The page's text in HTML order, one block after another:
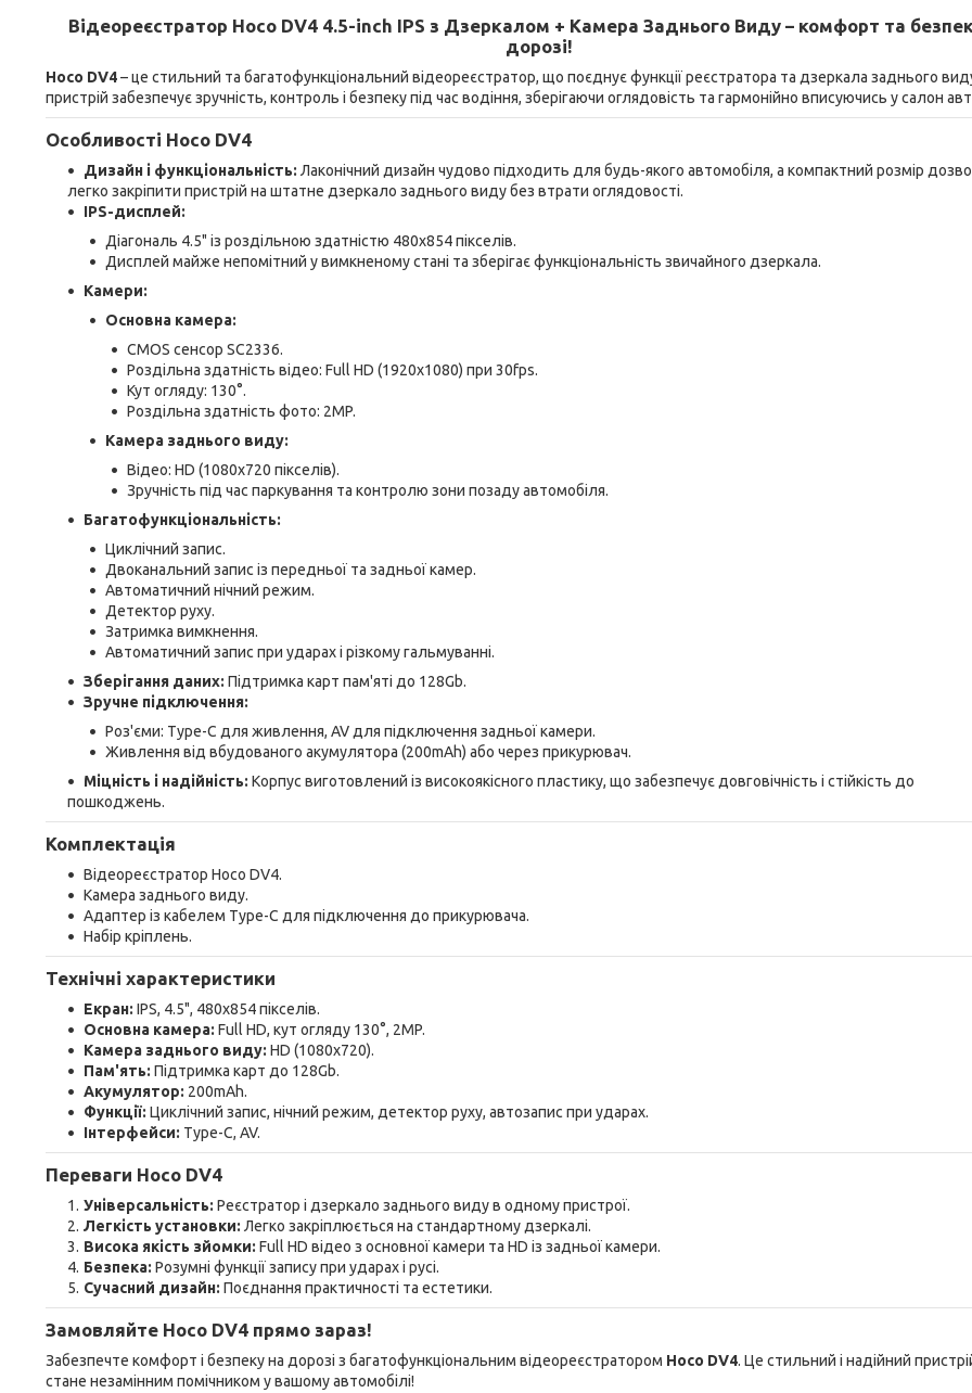
Відеореєстратор Hoco DV4 4.5-inch IPS з Дзеркалом + Камера Заднього Виду – комфорт та
дорозі!
Hoco DV4– це стильний та багатофункціональний відеореєстратор, що поєднує функції реєстратора та дзеркала заднього
пристрій забезпечує зручність, контроль і безпеку під час водіння, зберігаючи оглядовість та гармонійно вписуючись у салон
Особливості Hoco DV4
Дизайн і функціональність: Лаконічний дизайн чудово підходить для будь-якого автомобіля, а компактний розмір
легко закріпити пристрій на штатне дзеркало заднього виду без втрати оглядовості.
IPS-дисплей:
Діагональ 4.5" із роздільною здатністю 480x854 пікселів.
Дисплей майже непомітний у вимкненому стані та зберігає функціональність звичайного дзеркала.
Камери:
Основна камера:
CMOS сенсор SC2336.
Роздільна здатність відео: Full HD (1920x1080) при 30fps.
Кут огляду: 130°.
Роздільна здатність фото: 2MP.
Камера заднього виду:
Відео: HD (1080x720 пікселів).
Зручність під час паркування та контролю зони позаду автомобіля.
Багатофункціональність:
Циклічний запис.
Двоканальний запис із передньої та задньої камер.
Автоматичний нічний режим.
Детектор руху.
Затримка вимкнення.
Автоматичний запис при ударах і різкому гальмуванні.
Зберігання даних: Підтримка карт пам'яті до 128Gb.
Зручне підключення:
Роз'єми: Type-C для живлення, AV для підключення задньої камери.
Живлення від вбудованого акумулятора (200mAh) або через прикурювач.
Міцність і надійність: Корпус виготовлений із високоякісного пластику, що забезпечує довговічність і стійкість до
пошкоджень.
Комплектація
Відеореєстратор Hoco DV4.
Камера заднього виду.
Адаптер із кабелем Type-C для підключення до прикурювача.
Набір кріплень.
Технічні характеристики
Екран: IPS, 4.5", 480x854 пікселів.
Основна камера: Full HD, кут огляду 130°, 2MP.
Камера заднього виду: HD (1080x720).
Пам'ять: Підтримка карт до 128Gb.
Акумулятор: 200mAh.
Функції: Циклічний запис, нічний режим, детектор руху, автозапис при ударах.
Інтерфейси: Type-C, AV.
Переваги Hoco DV4
Універсальність: Реєстратор і дзеркало заднього виду в одному пристрої.
Легкість установки: Легко закріплюється на стандартному дзеркалі.
Висока якість зйомки: Full HD відео з основної камери та HD із задньої камери.
Безпека: Розумні функції запису при ударах і русі.
Сучасний дизайн: Поєднання практичності та естетики.
Замовляйте Hoco DV4 прямо зараз!
Забезпечте комфорт і безпеку на дорозі з багатофункціональним відеореєстратором Hoco DV4. Це стильний і надійний
стане незамінним помічником у вашому автомобілі!